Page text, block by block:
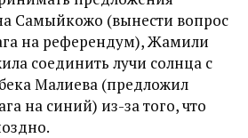
Самыйкожо (вынести вопрос
на референдум), Жамили
соединить лучи солнца с
Малиева (предложил
на синий) из-за того, что